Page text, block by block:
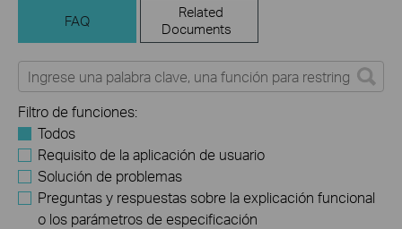
FAQ
Related
Documents
Filtro de funciones:
Todos
Requisito de la aplicación de usuario
Solución de problemas
Preguntas y respuestas sobre la explicación funcional
o los parámetros de especificación